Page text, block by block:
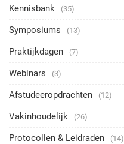
Kennisbank (35)
Symposiums (13)
Praktijkdagen (7)
Webinars (3)
Afstudeeropdrachten (12)
Vakinhoudelijk (26)
Protocollen & Leidraden (14)